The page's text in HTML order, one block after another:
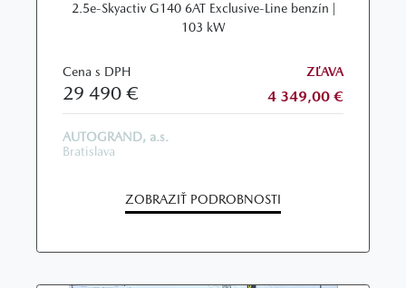
2.5e-Skyactiv G140 6AT Exclusive-Line benzín |
103 kW
Cena s DPH
29 490 €
ZĽAVA
4 349,00 €
AUTOGRAND, a.s.
Bratislava
ZOBRAZIŤ PODROBNOSTI